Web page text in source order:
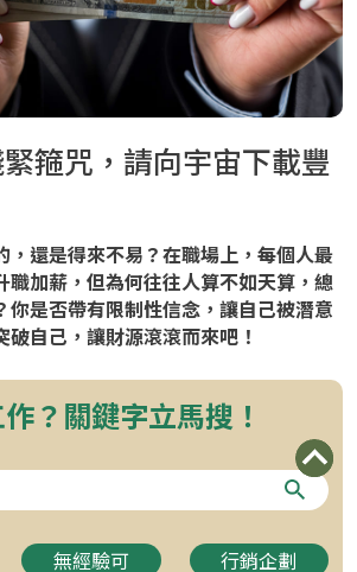
箍咒，請向宇宙下載豐
，還是得來不易？在職場上，每個人最
職加薪，但為何往往人算不如天算，總
你是否帶有限制性信念，讓自己被潛意
自己，讓財源滾滾而來吧！
？關鍵字立馬搜！
無經驗可 行銷企劃